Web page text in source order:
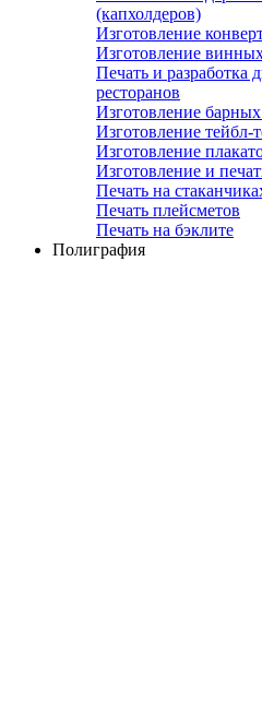
(капхолдеров)
Изготовление
Изготовление
Печать и разработка
ресторанов
Изготовление
Изготовление тейбл-
Изготовление
Изготовление и
Печать на
Печать плейсметов
Печать на бэклите
Полиграфия